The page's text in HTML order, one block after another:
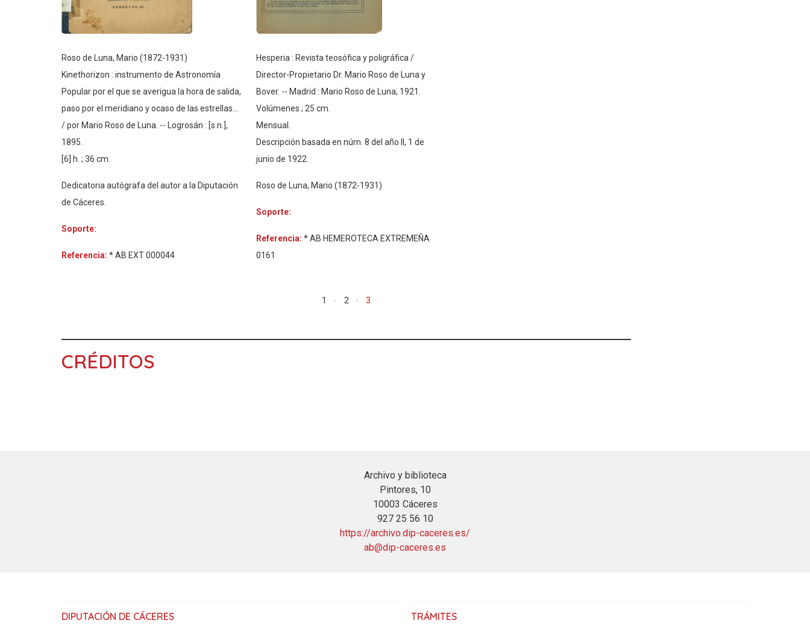
Roso de Luna, Mario (1872-1931)
Kinethorizon : instrumento de Astronomía
Popular por el que se averigua la hora de salida,
paso por el meridiano y ocaso de las estrellas...
/ por Mario Roso de Luna. -- Logrosán : [s.n.],
1895.
[6] h. ; 36 cm.
Dedicatoria autógrafa del autor a la Diputación
de Cáceres.
Soporte:
Referencia: * AB EXT 000044
Hesperia : Revista teosófica y poligráfica /
Director-Propietario Dr. Mario Roso de Luna y
Bover. -- Madrid : Mario Roso de Luna, 1921.
Volúmenes ; 25 cm.
Mensual.
Descripción basada en núm. 8 del año II, 1 de
junio de 1922.
Roso de Luna, Mario (1872-1931)
Soporte:
Referencia:* AB HEMEROTECA EXTREMEÑA
0161
1 2 3
CRÉDITOS
Archivo y biblioteca
Pintores, 10
10003 Cáceres
927 25 56 10
https://archivo.dip-caceres.es/
ab@dip-caceres.es
DIPUTACIÓN DE CÁCERES TRÁMITES